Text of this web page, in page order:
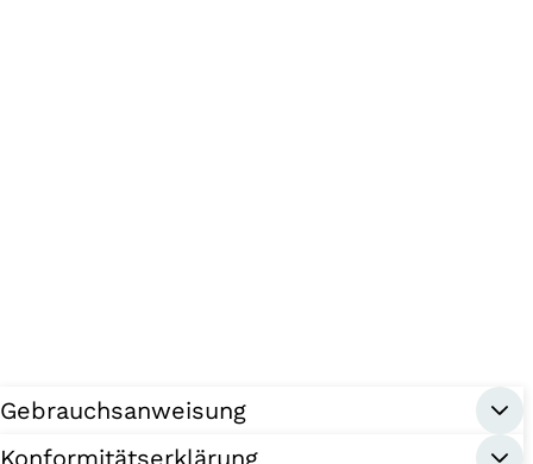
Gebrauchsanweisung
Konformitätserklärung